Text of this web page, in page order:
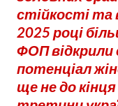
стійкості та
2025 році
ФОП відкрили
потенціал
ще не до